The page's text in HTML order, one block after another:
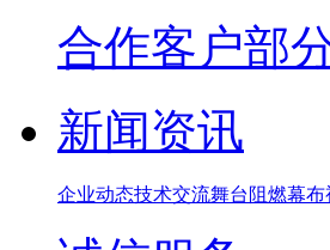
合作客户部
新闻资讯
企业动态技术交流舞台阻燃幕布